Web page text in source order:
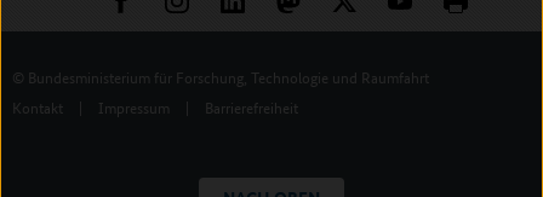
© Bundesministerium für Forschung, Technologie und Raumfahrt
Kontakt
| Impressum | Barrierefreiheit